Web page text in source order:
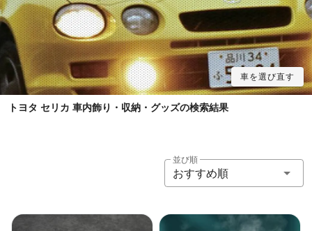
車を選び直す
トヨタ セリカ 車内飾り・収納・グッズの検索結果
並び順
おすすめ順